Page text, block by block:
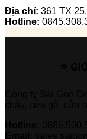
Địa chỉ: 361 TX
Hotline: